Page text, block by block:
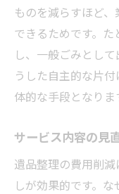
ものを減らすほど
できるためです。
し、一般ごみとし
うした自主的な片
体的な手段となりま
サービス内容の見
遺品整理の費用削
しが効果的です。